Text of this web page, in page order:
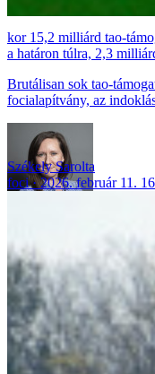
15,2 milliárd tao-
a határon túlra, 2,3
Brutálisan sok tao-
focialapítvány, az
Székely Sarolta
foci
2026. február 11.